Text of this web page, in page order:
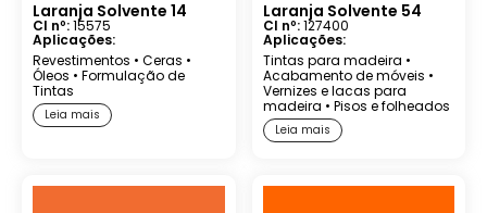
Laranja Solvente 14
CI nº:15575
Aplicações:
Revestimentos • Ceras •
Óleos • Formulação de
Tintas
Leia mais
Laranja Solvente 54
CI nº:127400
Aplicações:
Tintas para madeira •
Acabamento de móveis •
Vernizes e lacas para
madeira • Pisos e folheados
Leia mais